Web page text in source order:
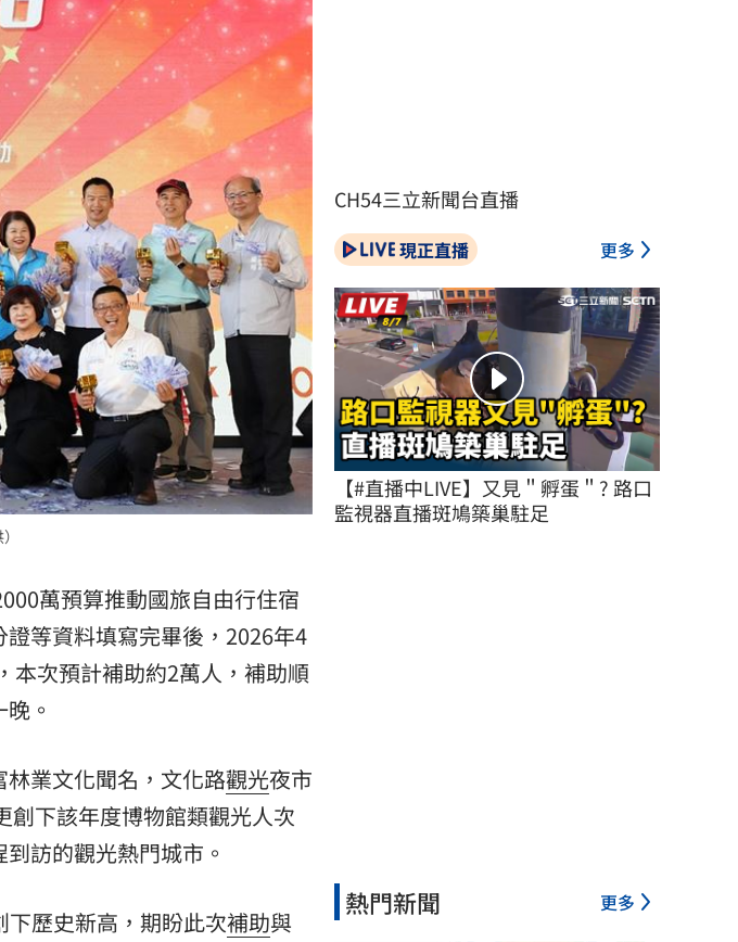
萬預算推動國旅自由行住宿
證等資料填寫完畢後，2026年4
本次預計補助約2萬人，補助順
。
業文化聞名，文化路觀光夜市
創下該年度博物館類觀光人次
訪的觀光熱門城市。
歷史新高，期盼此次補助與
CH54三立新聞台直播
現正直播 更多
【#直播中LIVE】又見＂孵蛋＂? 路口
監視器直播斑鳩築巢駐足
熱門新聞 更多